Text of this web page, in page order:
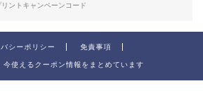
ントキャンペーンコード
シーポリシー 免責事項
使えるクーポン情報をまとめています